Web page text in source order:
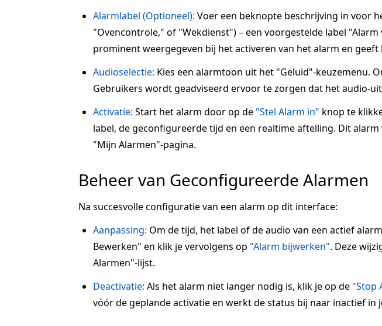
Alarmlabel (Optioneel): Voer een beknopte beschrijving in voor
"Ovencontrole," of "Wekdienst") – een voorgestelde label
prominent weergegeven bij het activeren van het alarm en geeft
Audioselectie: Kies een alarmtoon uit het "Geluid"-keuzemenu.
Gebruikers wordt geadviseerd ervoor te zorgen dat het audio-
Activatie: Start het alarm door op de "Stel Alarm in" knop te
label, de geconfigureerde tijd en een realtime aftelling. Dit
"Mijn Alarmen"-pagina.
Beheer van Geconfigureerde Alarmen
Na succesvolle configuratie van een alarm op dit interface:
Aanpassing: Om de tijd, het label of de audio van een actief
Bewerken" en klik je vervolgens op "Alarm bijwerken". Deze
Alarmen"-lijst.
Deactivatie: Als het alarm niet langer nodig is, klik je op de "Stop
vóór de geplande activatie en werkt de status bij naar inactief in